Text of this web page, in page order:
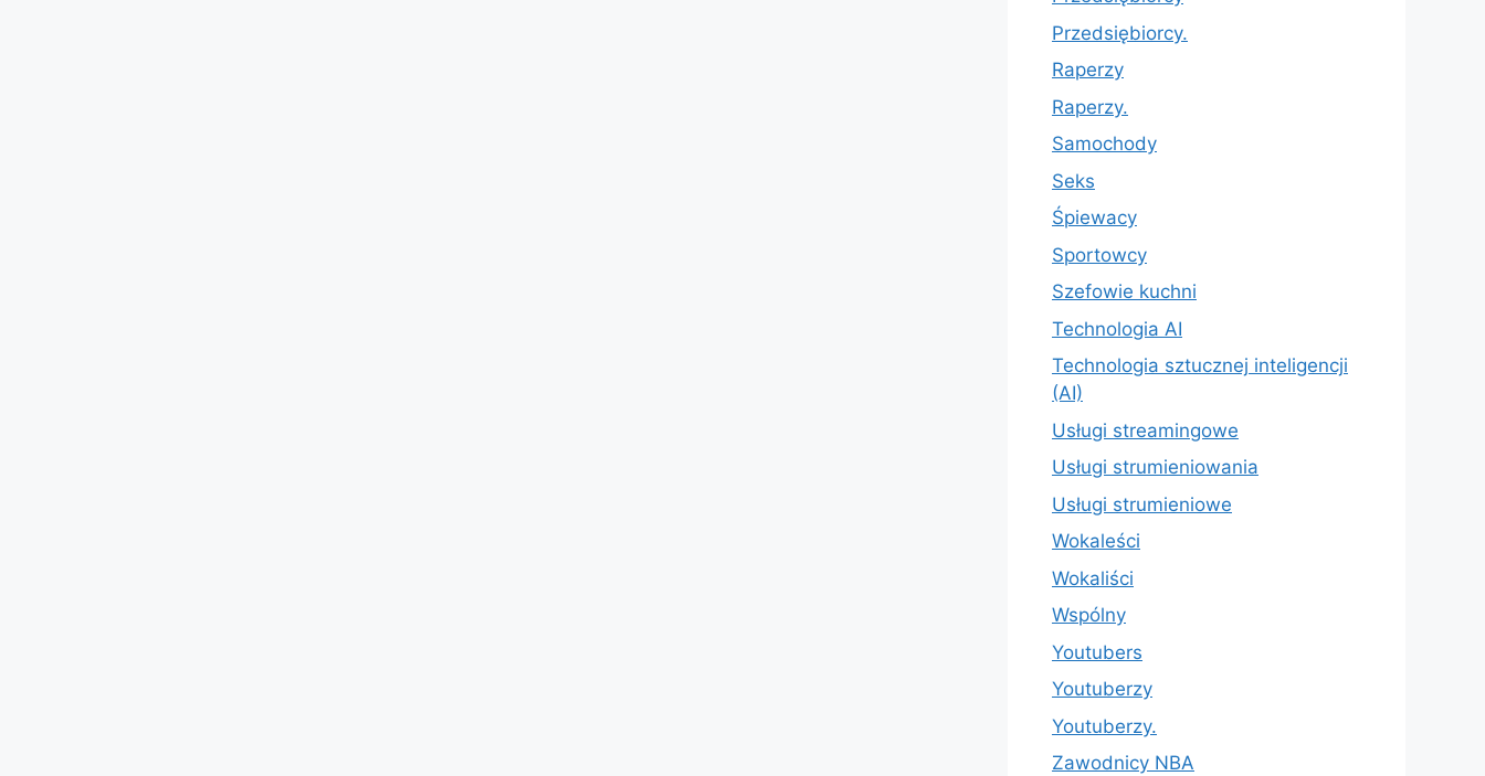
Przedsiębiorcy.
Raperzy
Raperzy.
Samochody
Seks
Śpiewacy
Sportowcy
Szefowie kuchni
Technologia AI
Technologia sztucznej inteligencji
(AI)
Usługi streamingowe
Usługi strumieniowania
Usługi strumieniowe
Wokaleści
Wokaliści
Wspólny
Youtubers
Youtuberzy
Youtuberzy.
Zawodnicy NBA